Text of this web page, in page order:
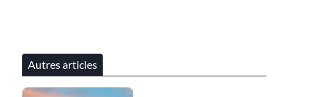
Autres articles